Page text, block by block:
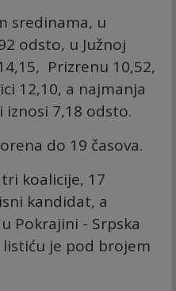
sredinama, u
odsto, u Južnoj
Prizrenu 10,52,
12,10, a najmanja
iznosi 7,18 odsto.
do 19 časova.
koalicije, 17
kandidat, a
Pokrajini - Srpska
listiću je pod brojem